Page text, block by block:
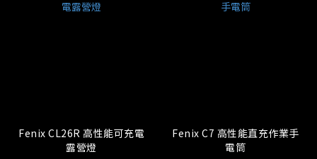
Fenix CL26R 高性能可充電
露營燈
Fenix C7 高性能直充作業手
電筒